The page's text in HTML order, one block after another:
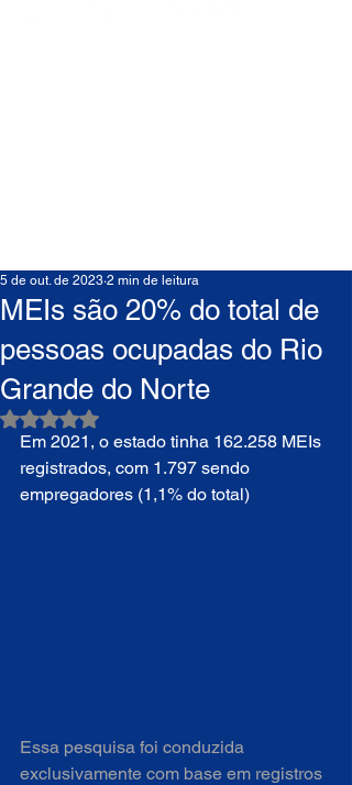
MEIs são 20% do total de
pessoas ocupadas do Rio
Grande do Norte
5 de out. de 2023 2 min de leitura
Avaliado com NaN de 5 estrelas.
Em 2021, o estado tinha 162.258 MEIs
registrados, com 1.797 sendo
empregadores (1,1% do total)
Essa pesquisa foi conduzida
exclusivamente com base em registros